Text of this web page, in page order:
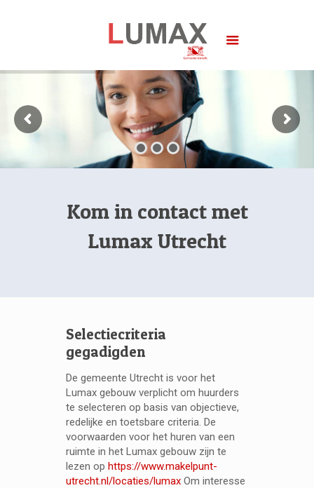
Kom in contact met
Lumax Utrecht
Selectiecriteria
gegadigden
De gemeente Utrecht is voor het
Lumax gebouw verplicht om huurders
te selecteren op basis van objectieve,
redelijke en toetsbare criteria. De
voorwaarden voor het huren van een
ruimte in het Lumax gebouw zijn te
lezen op https://www.makelpunt-
utrecht.nl/locaties/lumax Om interesse